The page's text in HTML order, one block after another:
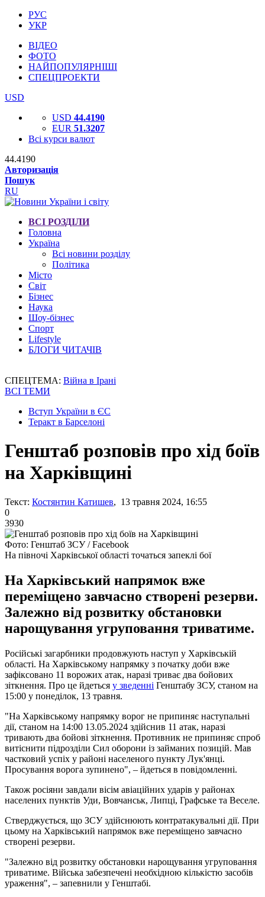
РУС
УКР
ВІДЕО
ФОТО
НАЙПОПУЛЯРНІШІ
СПЕЦПРОЕКТИ
USD
USD 44.4190
EUR 51.3207
Всі курси валют
44.4190
Авторизація
Пошук
RU
ВСІ РОЗДІЛИ
Головна
Україна
Всі новини розділу
Політика
Місто
Світ
Бізнес
Наука
Шоу-бізнес
Спорт
Lifestyle
БЛОГИ ЧИТАЧІВ
СПЕЦТЕМА: Війна в Ірані
ВСІ ТЕМИ
Вступ України в ЄС
Теракт в Барселоні
Генштаб розповів про хід боїв
на Харківщині
Текст: Костянтин Катишев, 13 травня 2024, 16:55
0
3930
Фото: Генштаб ЗСУ / Facebook
На півночі Харківської області точаться запеклі бої
На Харківський напрямок вже
переміщено завчасно створені резерви.
Залежно від розвитку обстановки
нарощування угруповання триватиме.
Російські загарбники продовжують наступ у Харківській
області. На Харківському напрямку з початку доби вже
зафіксовано 11 ворожих атак, наразі триває два бойових
зіткнення. Про це йдеться у зведенні Генштабу ЗСУ, станом на
15:00 у понеділок, 13 травня.
"На Харківському напрямку ворог не припиняє наступальні
дії, станом на 14:00 13.05.2024 здійснив 11 атак, наразі
тривають два бойові зіткнення. Противник не припиняє спроб
витіснити підрозділи Сил оборони із займаних позицій. Мав
частковий успіх у районі населеного пункту Лук'янці.
Просування ворога зупинено", – йдеться в повідомленні.
Також росіяни завдали вісім авіаційних ударів у районах
населених пунктів Уди, Вовчанськ, Липці, Графське та Веселе.
Стверджується, що ЗСУ здійснюють контратакувальні дії. При
цьому на Харківський напрямок вже переміщено завчасно
створені резерви.
"Залежно від розвитку обстановки нарощування угруповання
триватиме. Війська забезпечені необхідною кількістю засобів
ураження", – запевнили у Генштабі.